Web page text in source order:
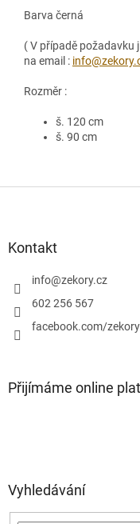
Barva černá
( V případě požadavku
na email :
Rozměr :
š. 120 cm
š. 90 cm
Kontakt
info@zekory.cz
602 256 567
facebook.com/
Přijímáme online
Vyhledávání